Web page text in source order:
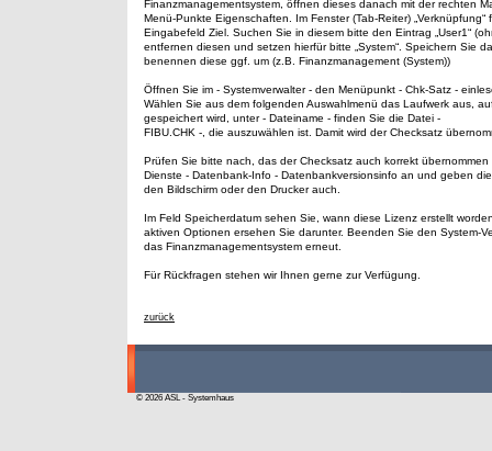
Finanzmanagementsystem, öffnen dieses danach mit der rechten
Menü-Punkte Eigenschaften. Im Fenster (Tab-Reiter) „Verknüpfung“
Eingabefeld Ziel. Suchen Sie in diesem bitte den Eintrag „User1“
entfernen diesen und setzen hierfür bitte „System“. Speichern Sie
benennen diese ggf. um (z.B. Finanzmanagement (System))
Öffnen Sie im - Systemverwalter - den Menüpunkt - Chk-Satz -
Wählen Sie aus dem folgenden Auswahlmenü das Laufwerk aus,
gespeichert wird, unter - Dateiname - finden Sie die Datei -
FIBU.CHK -, die auszuwählen ist. Damit wird der Checksatz
Prüfen Sie bitte nach, das der Checksatz auch korrekt
Dienste - Datenbank-Info - Datenbankversionsinfo an und geben
den Bildschirm oder den Drucker auch.
Im Feld Speicherdatum sehen Sie, wann diese Lizenz erstellt
aktiven Optionen ersehen Sie darunter. Beenden Sie den System-
das Finanzmanagementsystem erneut.
Für Rückfragen stehen wir Ihnen gerne zur Verfügung.
zurück
© 2026 ASL - Systemhaus